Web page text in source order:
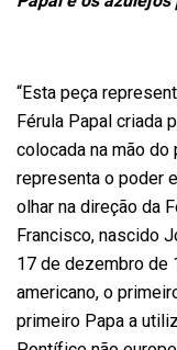
“Esta peça
Férula Papal criada
colocada na mão do
representa o poder
olhar na direção da
Francisco, nascido
17 de dezembro de
americano, o
primeiro Papa a